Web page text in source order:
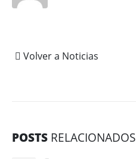
Volver a Noticias
POSTS RELACIONADOS